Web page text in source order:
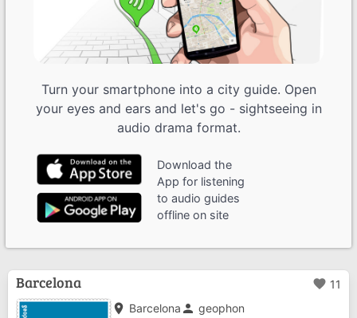
Turn your smartphone into a city guide. Open
your eyes and ears and let's go - sightseeing in
audio drama format.
Download the
App for listening
to audio guides
offline on site
Barcelona favorite 11
place Barcelona person geophon